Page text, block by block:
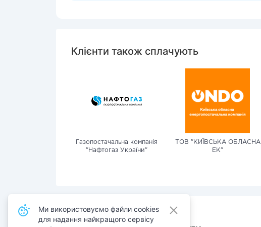
Клієнти також сплачують
Газопостачальна компанія
"Нафтогаз України"
ТОВ "КИЇВСЬКА ОБЛАСНА
ЕК"
Ми використовуємо файли cookies
для надання найкращого сервісу